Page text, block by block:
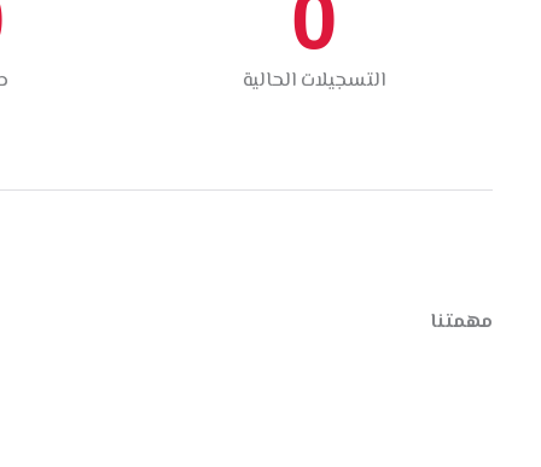
التسجيلات الحالية
0
مهمتنا